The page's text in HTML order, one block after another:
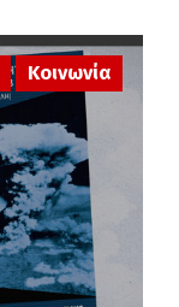
Κοινωνία